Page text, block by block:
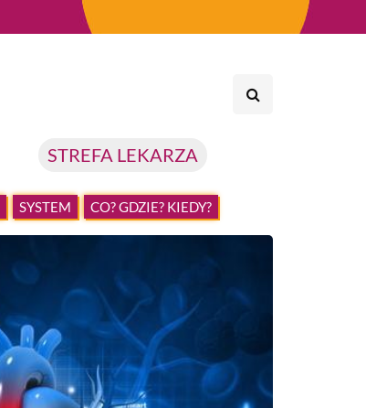
STREFA LEKARZA
SYSTEM CO? GDZIE? KIEDY?